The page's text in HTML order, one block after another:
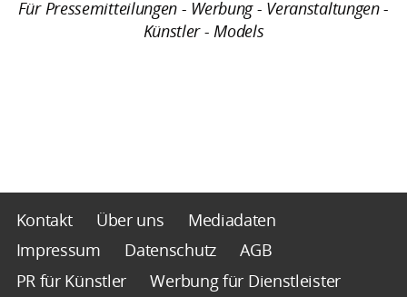
Für Pressemitteilungen - Werbung - Veranstaltungen -
Künstler - Models
Kontakt Über uns
Mediadaten
Impressum
Datenschutz
AGB
PR für Künstler
Werbung für Dienstleister